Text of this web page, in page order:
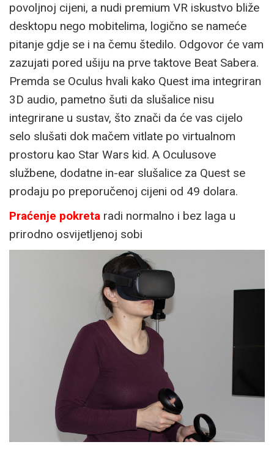
povoljnoj cijeni, a nudi premium VR iskustvo bliže
desktopu nego mobitelima, logično se nameće
pitanje gdje se i na čemu štedilo. Odgovor će vam
zazujati pored ušiju na prve taktove Beat Sabera.
Premda se Oculus hvali kako Quest ima integriran
3D audio, pametno šuti da slušalice nisu
integrirane u sustav, što znači da će vas cijelo
selo slušati dok mačem vitlate po virtualnom
prostoru kao Star Wars kid. A Oculusove
službene, dodatne in-ear slušalice za Quest se
prodaju po preporučenoj cijeni od 49 dolara.
Praćenje pokreta radi normalno i bez laga u
prirodno osvijetljenoj sobi